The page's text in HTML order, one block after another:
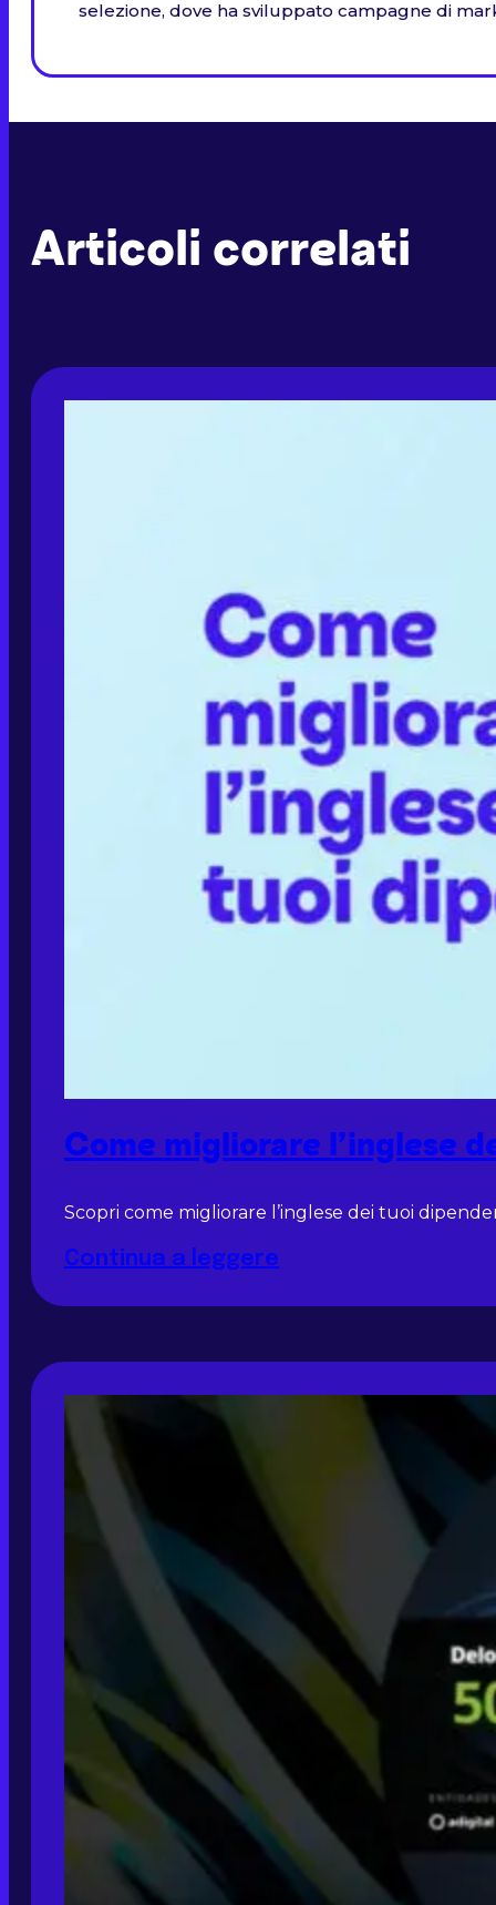
selezione, dove ha sviluppato campagne di
Articoli correlati
Come migliorare l’inglese
Scopri come migliorare l’inglese dei tuoi
Continua a leggere